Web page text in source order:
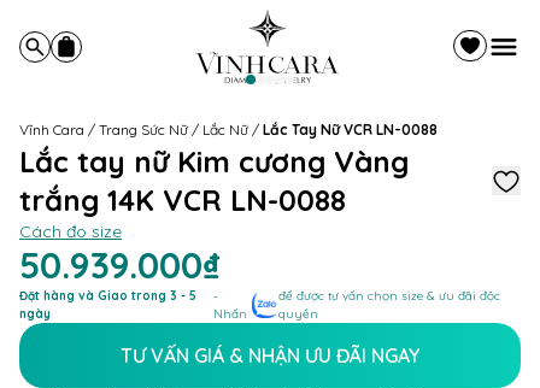
Vĩnh Cara / Trang Sức Nữ / Lắc Nữ / Lắc Tay Nữ VCR LN-0088
Lắc tay nữ Kim cương Vàng
trắng 14K VCR LN-0088
Cách đo size
50.939.000₫
Đặt hàng và Giao trong 3 - 5
ngày
-
Nhấn
để được tư vấn chọn size & ưu đãi độc
quyền
TƯ VẤN GIÁ & NHẬN ƯU ĐÃI NGAY